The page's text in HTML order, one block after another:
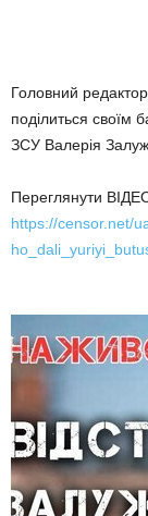
Головний
поділиться своїм
ЗСУ Валерія
Переглянути
https://censor.net/